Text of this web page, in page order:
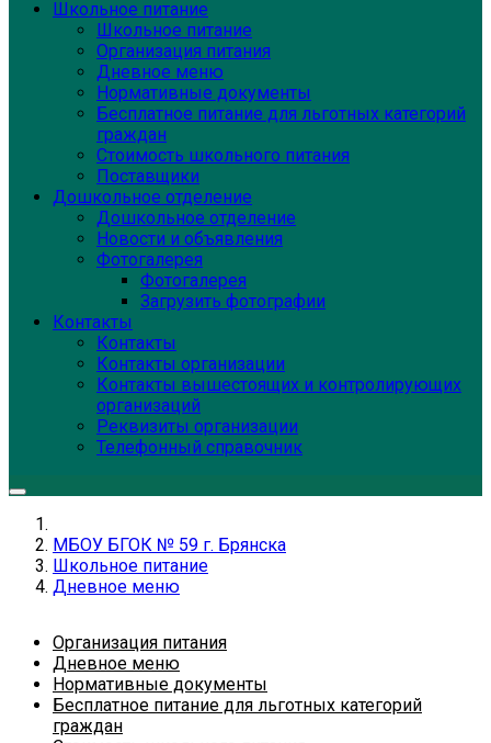
Школьное питание
Школьное питание
Организация питания
Дневное меню
Нормативные документы
Бесплатное питание для льготных категорий
граждан
Стоимость школьного питания
Поставщики
Дошкольное отделение
Дошкольное отделение
Новости и объявления
Фотогалерея
Фотогалерея
Загрузить фотографии
Контакты
Контакты
Контакты организации
Контакты вышестоящих и контролирующих
организаций
Реквизиты организации
Телефонный справочник
МБОУ БГОК № 59 г. Брянска
Школьное питание
Дневное меню
Организация питания
Дневное меню
Нормативные документы
Бесплатное питание для льготных категорий
граждан